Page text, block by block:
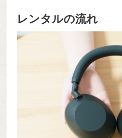
レンタルの流れ